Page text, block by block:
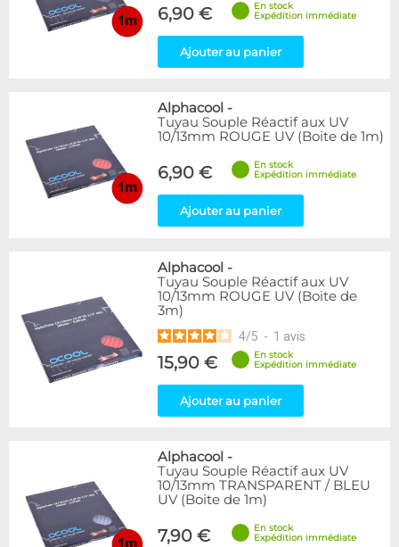
6,90 €
En stock
Expédition immédiate
Ajouter au panier
Alphacool -
Tuyau Souple Réactif aux UV
10/13mm ROUGE UV (Boite de 1m)
6,90 €
En stock
Expédition immédiate
Ajouter au panier
Alphacool -
Tuyau Souple Réactif aux UV
10/13mm ROUGE UV (Boite de
3m)
4/5 - 1 avis
15,90 €
En stock
Expédition immédiate
Ajouter au panier
Alphacool -
Tuyau Souple Réactif aux UV
10/13mm TRANSPARENT / BLEU
UV (Boite de 1m)
7,90 €
En stock
Expédition immédiate